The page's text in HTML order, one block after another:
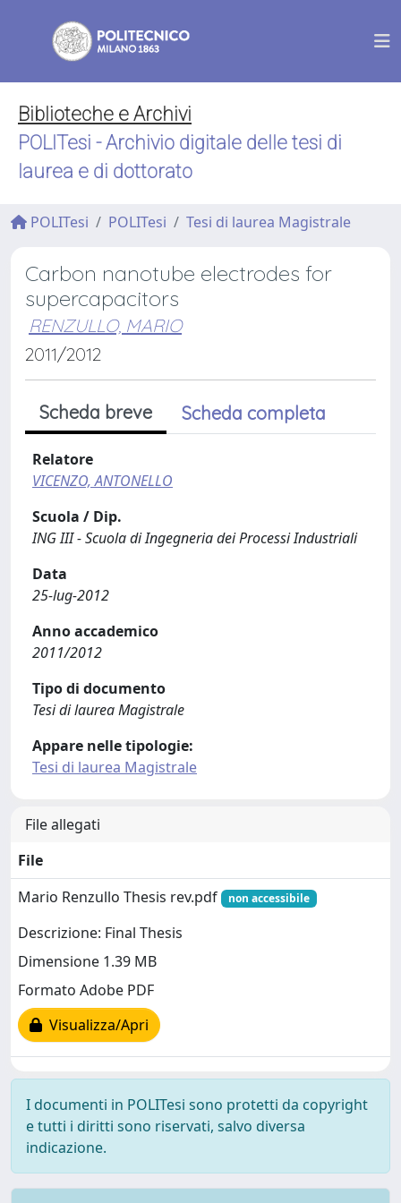
Biblioteche e Archivi
POLITesi - Archivio digitale delle tesi di
laurea e di dottorato
POLITesi POLITesi Tesi di laurea Magistrale
Carbon nanotube electrodes for
supercapacitors
RENZULLO, MARIO
2011/2012
Scheda breve Scheda completa
Relatore
VICENZO, ANTONELLO
Scuola / Dip.
ING III - Scuola di Ingegneria dei Processi Industriali
Data
25-lug-2012
Anno accademico
2011/2012
Tipo di documento
Tesi di laurea Magistrale
Appare nelle tipologie:
Tesi di laurea Magistrale
File allegati
File
Mario Renzullo Thesis rev.pdf
non accessibile
Descrizione: Final Thesis
Dimensione 1.39 MB
Formato Adobe PDF
Visualizza/Apri
I documenti in POLITesi sono protetti da copyright
e tutti i diritti sono riservati, salvo diversa
indicazione.